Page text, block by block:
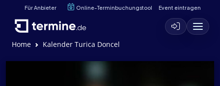
Für Anbieter Online-Terminbuchungstool Event eintragen
Home Kalender Turica Doncel